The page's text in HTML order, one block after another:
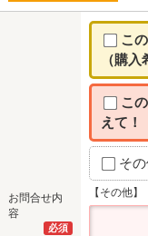
お問合せ内
容
必須
こ
（購入
こ
えて！
そ
【その他】